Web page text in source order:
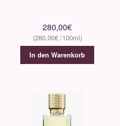
280,00€
280,00€
In den Warenkorb